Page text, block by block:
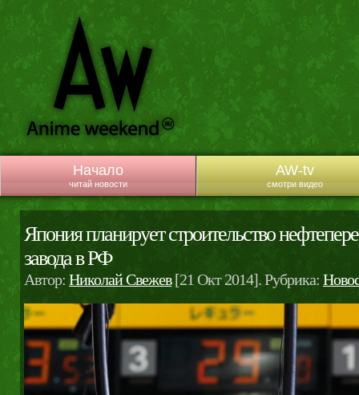
Начало
читай новости
AW-tv
смотри видео
Япония планирует строительство
завода в РФ
Автор: Николай Свежев[21 Окт 2014]. Рубрика: